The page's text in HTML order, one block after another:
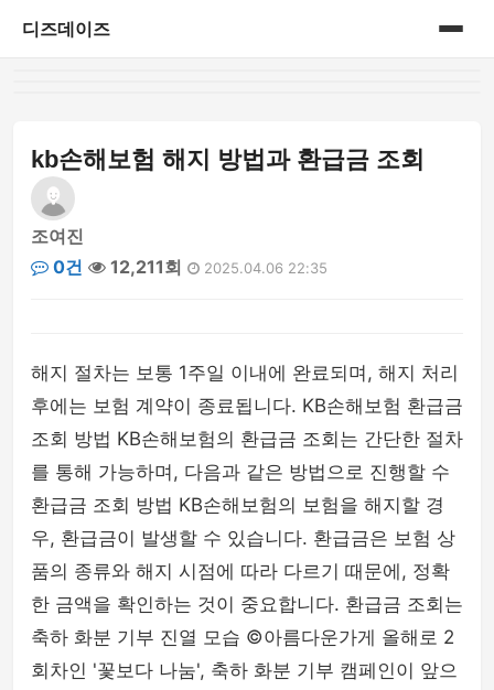
디즈데이즈
kb손해보험 해지 방법과 환급금 조회
조여진
0건
12,211회 2025.04.06 22:35
해지 절차는 보통 1주일 이내에 완료되며, 해지 처리
후에는 보험 계약이 종료됩니다. KB손해보험 환급금
조회 방법 KB손해보험의 환급금 조회는 간단한 절차
를 통해 가능하며, 다음과 같은 방법으로 진행할 수
환급금 조회 방법 KB손해보험의 보험을 해지할 경
우, 환급금이 발생할 수 있습니다. 환급금은 보험 상
품의 종류와 해지 시점에 따라 다르기 때문에, 정확
한 금액을 확인하는 것이 중요합니다. 환급금 조회는
축하 화분 기부 진열 모습 ©아름다운가게 올해로 2
회차인 '꽃보다 나눔', 축하 화분 기부 캠페인이 앞으